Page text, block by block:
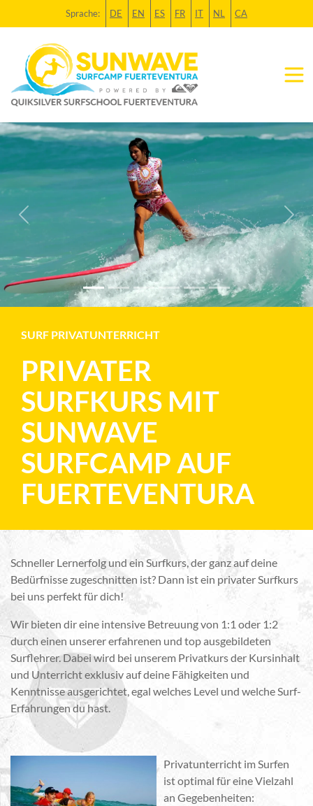
Sprache: DE EN ES FR IT NL CA
Previous Next
SURF PRIVATUNTERRICHT
PRIVATER
SURFKURS MIT
SUNWAVE
SURFCAMP AUF
FUERTEVENTURA
Schneller Lernerfolg und ein Surfkurs, der ganz auf deine
Bedürfnisse zugeschnitten ist? Dann ist ein privater Surfkurs
bei uns perfekt für dich!
Wir bieten dir eine intensive Betreuung von 1:1 oder 1:2
durch einen unserer erfahrenen und top ausgebildeten
Surflehrer. Dabei wird bei unserem Privatkurs der Kursinhalt
und Unterricht exklusiv auf deine Fähigkeiten und
Kenntnisse ausgerichtet, egal welches Level und welche Surf-
Erfahrungen du hast.
Privatunterricht im Surfen
ist optimal für eine Vielzahl
an Gegebenheiten: